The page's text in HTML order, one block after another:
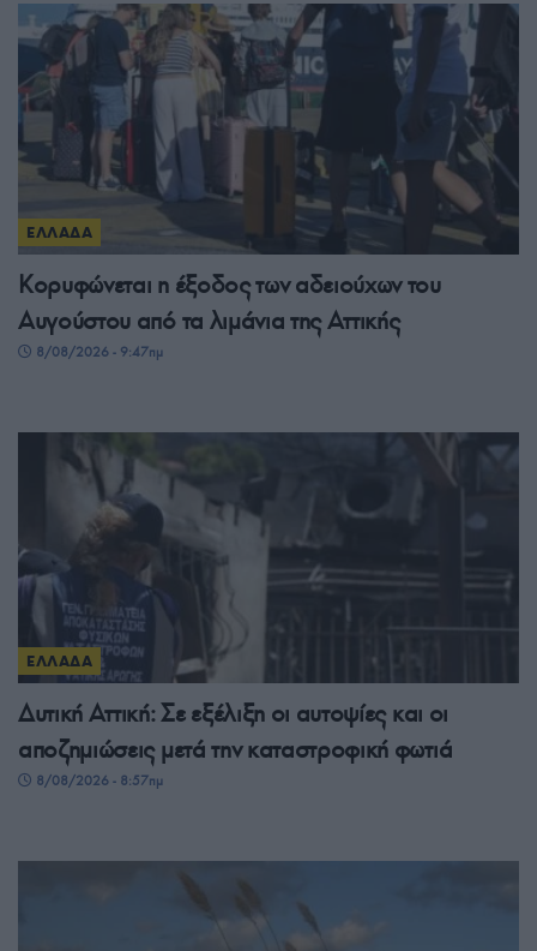
ΕΛΛΑΔΑ
Κορυφώνεται η έξοδος των αδειούχων του
Αυγούστου από τα λιμάνια της Αττικής
8/08/2026 - 9:47πμ
ΕΛΛΑΔΑ
Δυτική Αττική: Σε εξέλιξη οι αυτοψίες και οι
αποζημιώσεις μετά την καταστροφική φωτιά
8/08/2026 - 8:57πμ